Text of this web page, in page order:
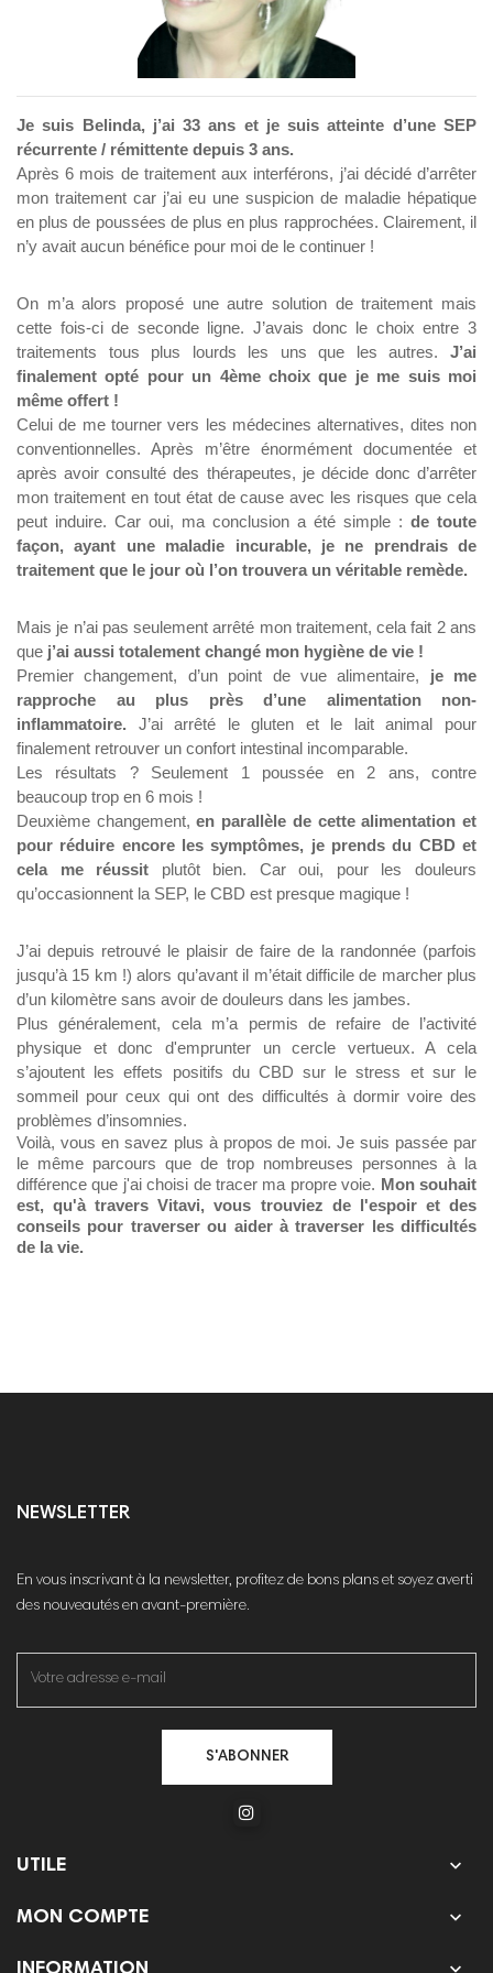
Je suis Belinda, j’ai 33 ans et je suis atteinte d’une SEP
récurrente / rémittente depuis 3 ans.
Après 6 mois de traitement aux interférons, j’ai décidé d’arrêter
mon traitement car j’ai eu une suspicion de maladie hépatique
en plus de poussées de plus en plus rapprochées. Clairement, il
n’y avait aucun bénéfice pour moi de le continuer !
On m’a alors proposé une autre solution de traitement mais
cette fois-ci de seconde ligne. J’avais donc le choix entre 3
traitements tous plus lourds les uns que les autres. J’ai
finalement opté pour un 4ème choix que je me suis moi
même offert !
Celui de me tourner vers les médecines alternatives, dites non
conventionnelles. Après m’être énormément documentée et
après avoir consulté des thérapeutes, je décide donc d’arrêter
mon traitement en tout état de cause avec les risques que cela
peut induire. Car oui, ma conclusion a été simple : de toute
façon, ayant une maladie incurable, je ne prendrais de
traitement que le jour où l’on trouvera un véritable remède.
Mais je n’ai pas seulement arrêté mon traitement, cela fait 2 ans
que j’ai aussi totalement changé mon hygiène de vie !
Premier changement, d’un point de vue alimentaire, je me
rapproche au plus près d’une alimentation non-
inflammatoire. J’ai arrêté le gluten et le lait animal pour
finalement retrouver un confort intestinal incomparable.
Les résultats ? Seulement 1 poussée en 2 ans, contre
beaucoup trop en 6 mois !
Deuxième changement, en parallèle de cette alimentation et
pour réduire encore les symptômes, je prends du CBD et
cela me réussit plutôt bien. Car oui, pour les douleurs
qu’occasionnent la SEP, le CBD est presque magique !
J’ai depuis retrouvé le plaisir de faire de la randonnée (parfois
jusqu’à 15 km !) alors qu’avant il m’était difficile de marcher plus
d’un kilomètre sans avoir de douleurs dans les jambes.
Plus généralement, cela m’a permis de refaire de l’activité
physique et donc d'emprunter un cercle vertueux. A cela
s’ajoutent les effets positifs du CBD sur le stress et sur le
sommeil pour ceux qui ont des difficultés à dormir voire des
problèmes d’insomnies.
Voilà, vous en savez plus à propos de moi. Je suis passée par
le même parcours que de trop nombreuses personnes à la
différence que j'ai choisi de tracer ma propre voie. Mon souhait
est, qu'à travers Vitavi, vous trouviez de l'espoir et des
conseils pour traverser ou aider à traverser les difficultés
de la vie.
NEWSLETTER
En vous inscrivant à la newsletter, profitez de bons plans et soyez averti
des nouveautés en avant-première.
S'ABONNER
UTILE 
MON COMPTE 